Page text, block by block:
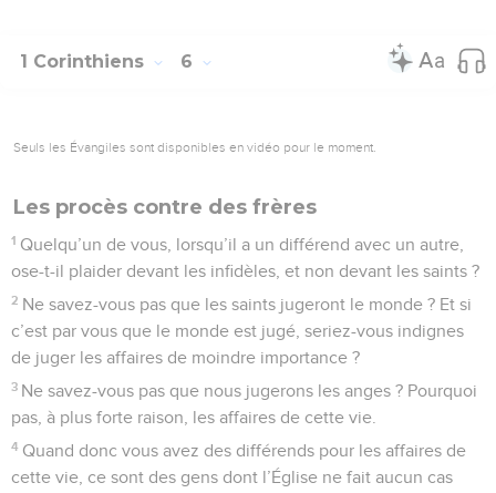
1 Corinthiens 6
Seuls les Évangiles sont disponibles en vidéo pour le moment.
Les procès contre des frères
1 Quelqu’un de vous, lorsqu’il a un différend avec un autre,
ose-t-il plaider devant les infidèles, et non devant les saints ?
2 Ne savez-vous pas que les saints jugeront le monde ? Et si
c’est par vous que le monde est jugé, seriez-vous indignes
de juger les affaires de moindre importance ?
3 Ne savez-vous pas que nous jugerons les anges ? Pourquoi
pas, à plus forte raison, les affaires de cette vie.
4 Quand donc vous avez des différends pour les affaires de
cette vie, ce sont des gens dont l’Église ne fait aucun cas